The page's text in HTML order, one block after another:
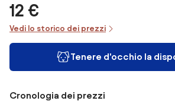
12 €
Vedi lo storico dei prezzi
Tenere d'occhio la
Cronologia dei prezzi